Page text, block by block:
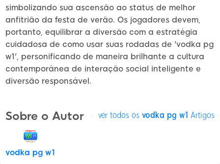
simbolizando sua ascensão ao status de melhor
anfitrião da festa de verão. Os jogadores devem,
portanto, equilibrar a diversão com a estratégia
cuidadosa de como usar suas rodadas de 'vodka pg
w1', personificando de maneira brilhante a cultura
contemporânea de interação social inteligente e
diversão responsável.
Sobre o Autor ver todos os vodka pg w1 Artigos
vodka pg w1